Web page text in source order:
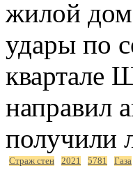
жилой
удары по
квартале
направил
получили
Страж стен 2021 5781 Газа